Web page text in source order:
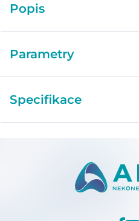
Popis
Parametry
Specifikace